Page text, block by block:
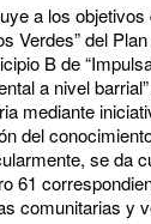
a los
Verdes” del
B de
a nivel
mediante
del
se da
61
comunitarias y